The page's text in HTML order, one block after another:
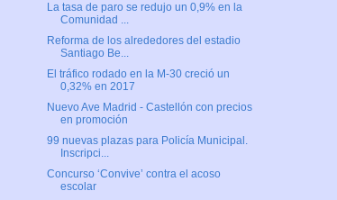
La tasa de paro se redujo un 0,9% en la
Comunidad ...
Reforma de los alrededores del estadio
Santiago Be...
El tráfico rodado en la M-30 creció un
0,32% en 2017
Nuevo Ave Madrid - Castellón con precios
en promoción
99 nuevas plazas para Policía Municipal.
Inscripci...
Concurso ‘Convive’ contra el acoso
escolar